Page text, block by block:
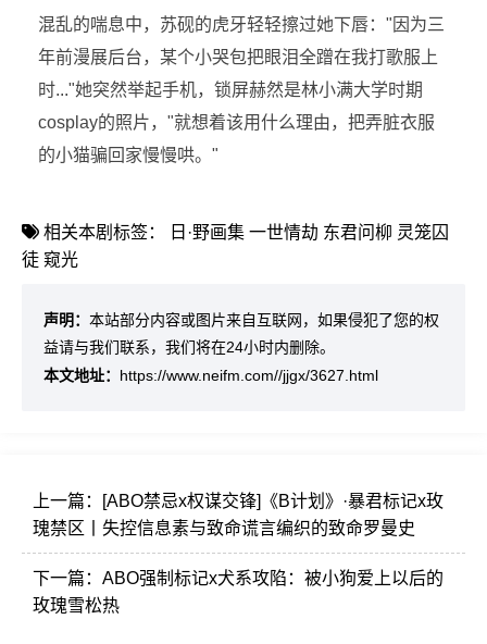
混乱的喘息中，苏砚的虎牙轻轻擦过她下唇："因为三
年前漫展后台，某个小哭包把眼泪全蹭在我打歌服上
时..."她突然举起手机，锁屏赫然是林小满大学时期
cosplay的照片，"就想着该用什么理由，把弄脏衣服
的小猫骗回家慢慢哄。"
相关本剧标签： 日·野画集 一世情劫 东君问柳 灵笼囚
徒 窥光
声明： 本站部分内容或图片来自互联网，如果侵犯了您的权
益请与我们联系，我们将在24小时内删除。
本文地址： https://www.neifm.com//jjgx/3627.html
上一篇：
[ABO禁忌x权谋交锋]《B计划》·暴君标记x玫
瑰禁区丨失控信息素与致命谎言编织的致命罗曼史
下一篇： ABO强制标记x犬系攻陷：被小狗爱上以后的
玫瑰雪松热